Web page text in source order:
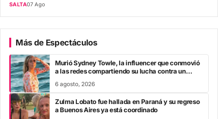
SALTA07 Ago
Más de Espectáculos
Murió Sydney Towle, la influencer que conmovió
a las redes compartiendo su lucha contra un
6 agosto, 2026
Zulma Lobato fue hallada en Paraná y su regreso
a Buenos Aires ya está coordinado